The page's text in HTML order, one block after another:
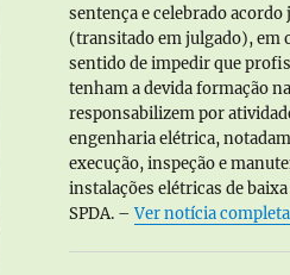
sentença e celebrado acordo
(transitado em julgado), em
sentido de impedir que
tenham a devida formação
responsabilizem por
engenharia elétrica,
execução, inspeção e
instalações elétricas de baixa
SPDA. –Ver notícia